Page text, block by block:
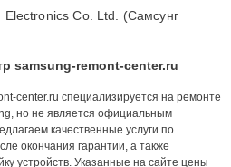
Electronics Co. Ltd. (Самсунг
samsung-remont-center.ru
center.ru специализируется на ремонте
но не является официальным
качественные услуги по
окончания гарантии, а также
устройств. Указанные на сайте цены